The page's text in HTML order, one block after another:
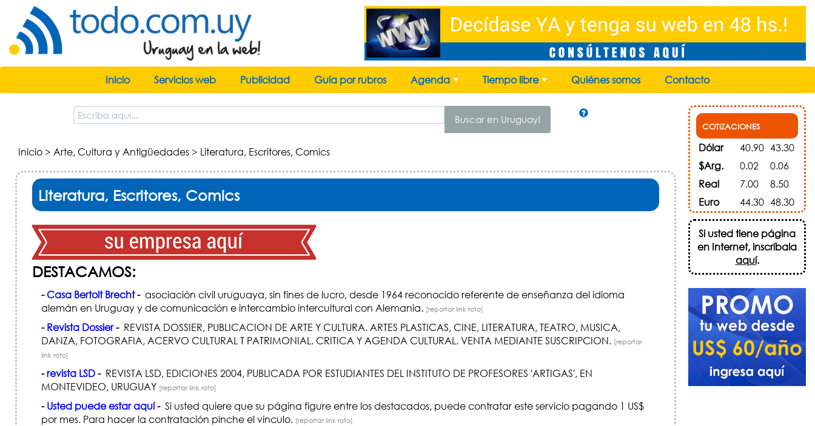
Inicio Servicios web Publicidad Guía por rubros
+
Agenda
+
Tiempo libre Quiénes somos Contacto
Buscar en Uruguay!
Inicio> Arte, Cultura y Antigüedades> Literatura, Escritores, Comics
Literatura, Escritores, Comics
DESTACAMOS:
-Casa Bertolt Brecht-asociación civil uruguaya, sin fines de lucro, desde 1964 reconocido referente de enseñanza del idioma
alemán en Uruguay y de comunicación e intercambio intercultural con Alemania. [reportar link roto]
- Revista Dossier-REVISTA DOSSIER, PUBLICACION DE ARTE Y CULTURA. ARTES PLASTICAS, CINE, LITERATURA, TEATRO, MUSICA,
DANZA, FOTOGRAFIA, ACERVO CULTURAL T PATRIMONIAL. CRITICA Y AGENDA CULTURAL. VENTA MEDIANTE SUSCRIPCION. [reportar
link roto]
-revista LSD-REVISTA LSD, EDICIONES 2004, PUBLICADA POR ESTUDIANTES DEL INSTITUTO DE PROFESORES 'ARTIGAS', EN
MONTEVIDEO, URUGUAY [reportar link roto]
- Usted puede estar aquí-Si usted quiere que su página figure entre los destacados, puede contratar este servicio pagando 1 US$
por mes. Para hacer la contratación pinche el vínculo. [reportar link roto]
COTIZACIONES
Dólar 40.90 43.30
$Arg.
0.02
0.06
Real
7.00
8.50
Euro
44.30 48.30
Si usted tiene página
en Internet, inscríbala
aquí.